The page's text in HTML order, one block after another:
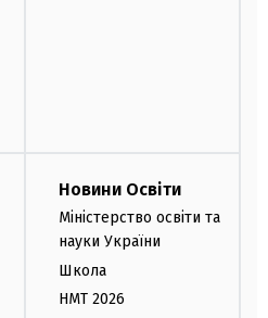
Новини Освіти
Міністерство освіти та
науки України
Школа
НМТ 2026